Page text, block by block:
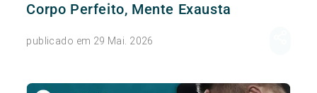
Corpo Perfeito, Mente Exausta
publicado em 29 Mai. 2026